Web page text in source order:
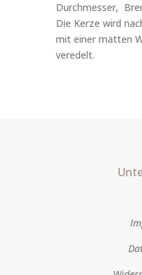
Durchmesser,
Die Kerze wird
mit einer matten
veredelt.